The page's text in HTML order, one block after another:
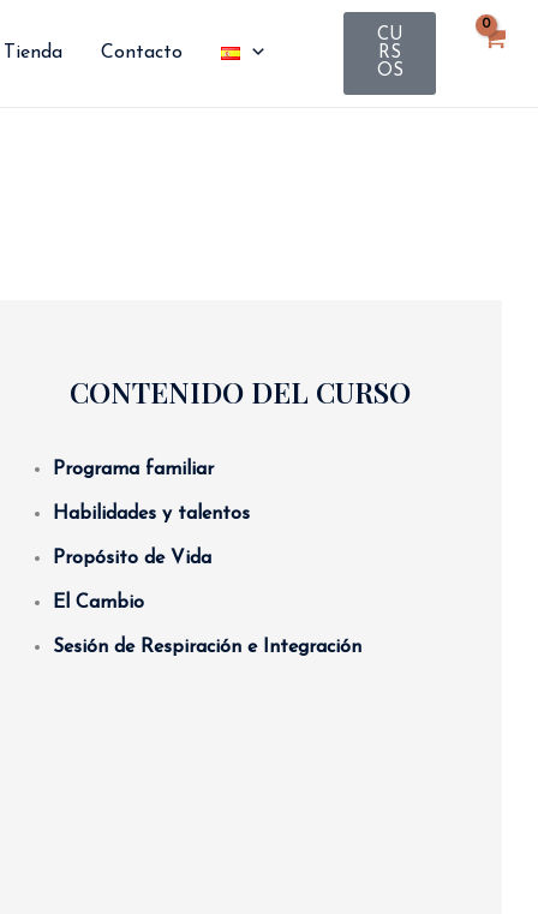
Tienda Contacto
CU
RS
OS
CONTENIDO DEL CURSO
Programa familiar
Habilidades y talentos
Propósito de Vida
El Cambio
Sesión de Respiración e Integración